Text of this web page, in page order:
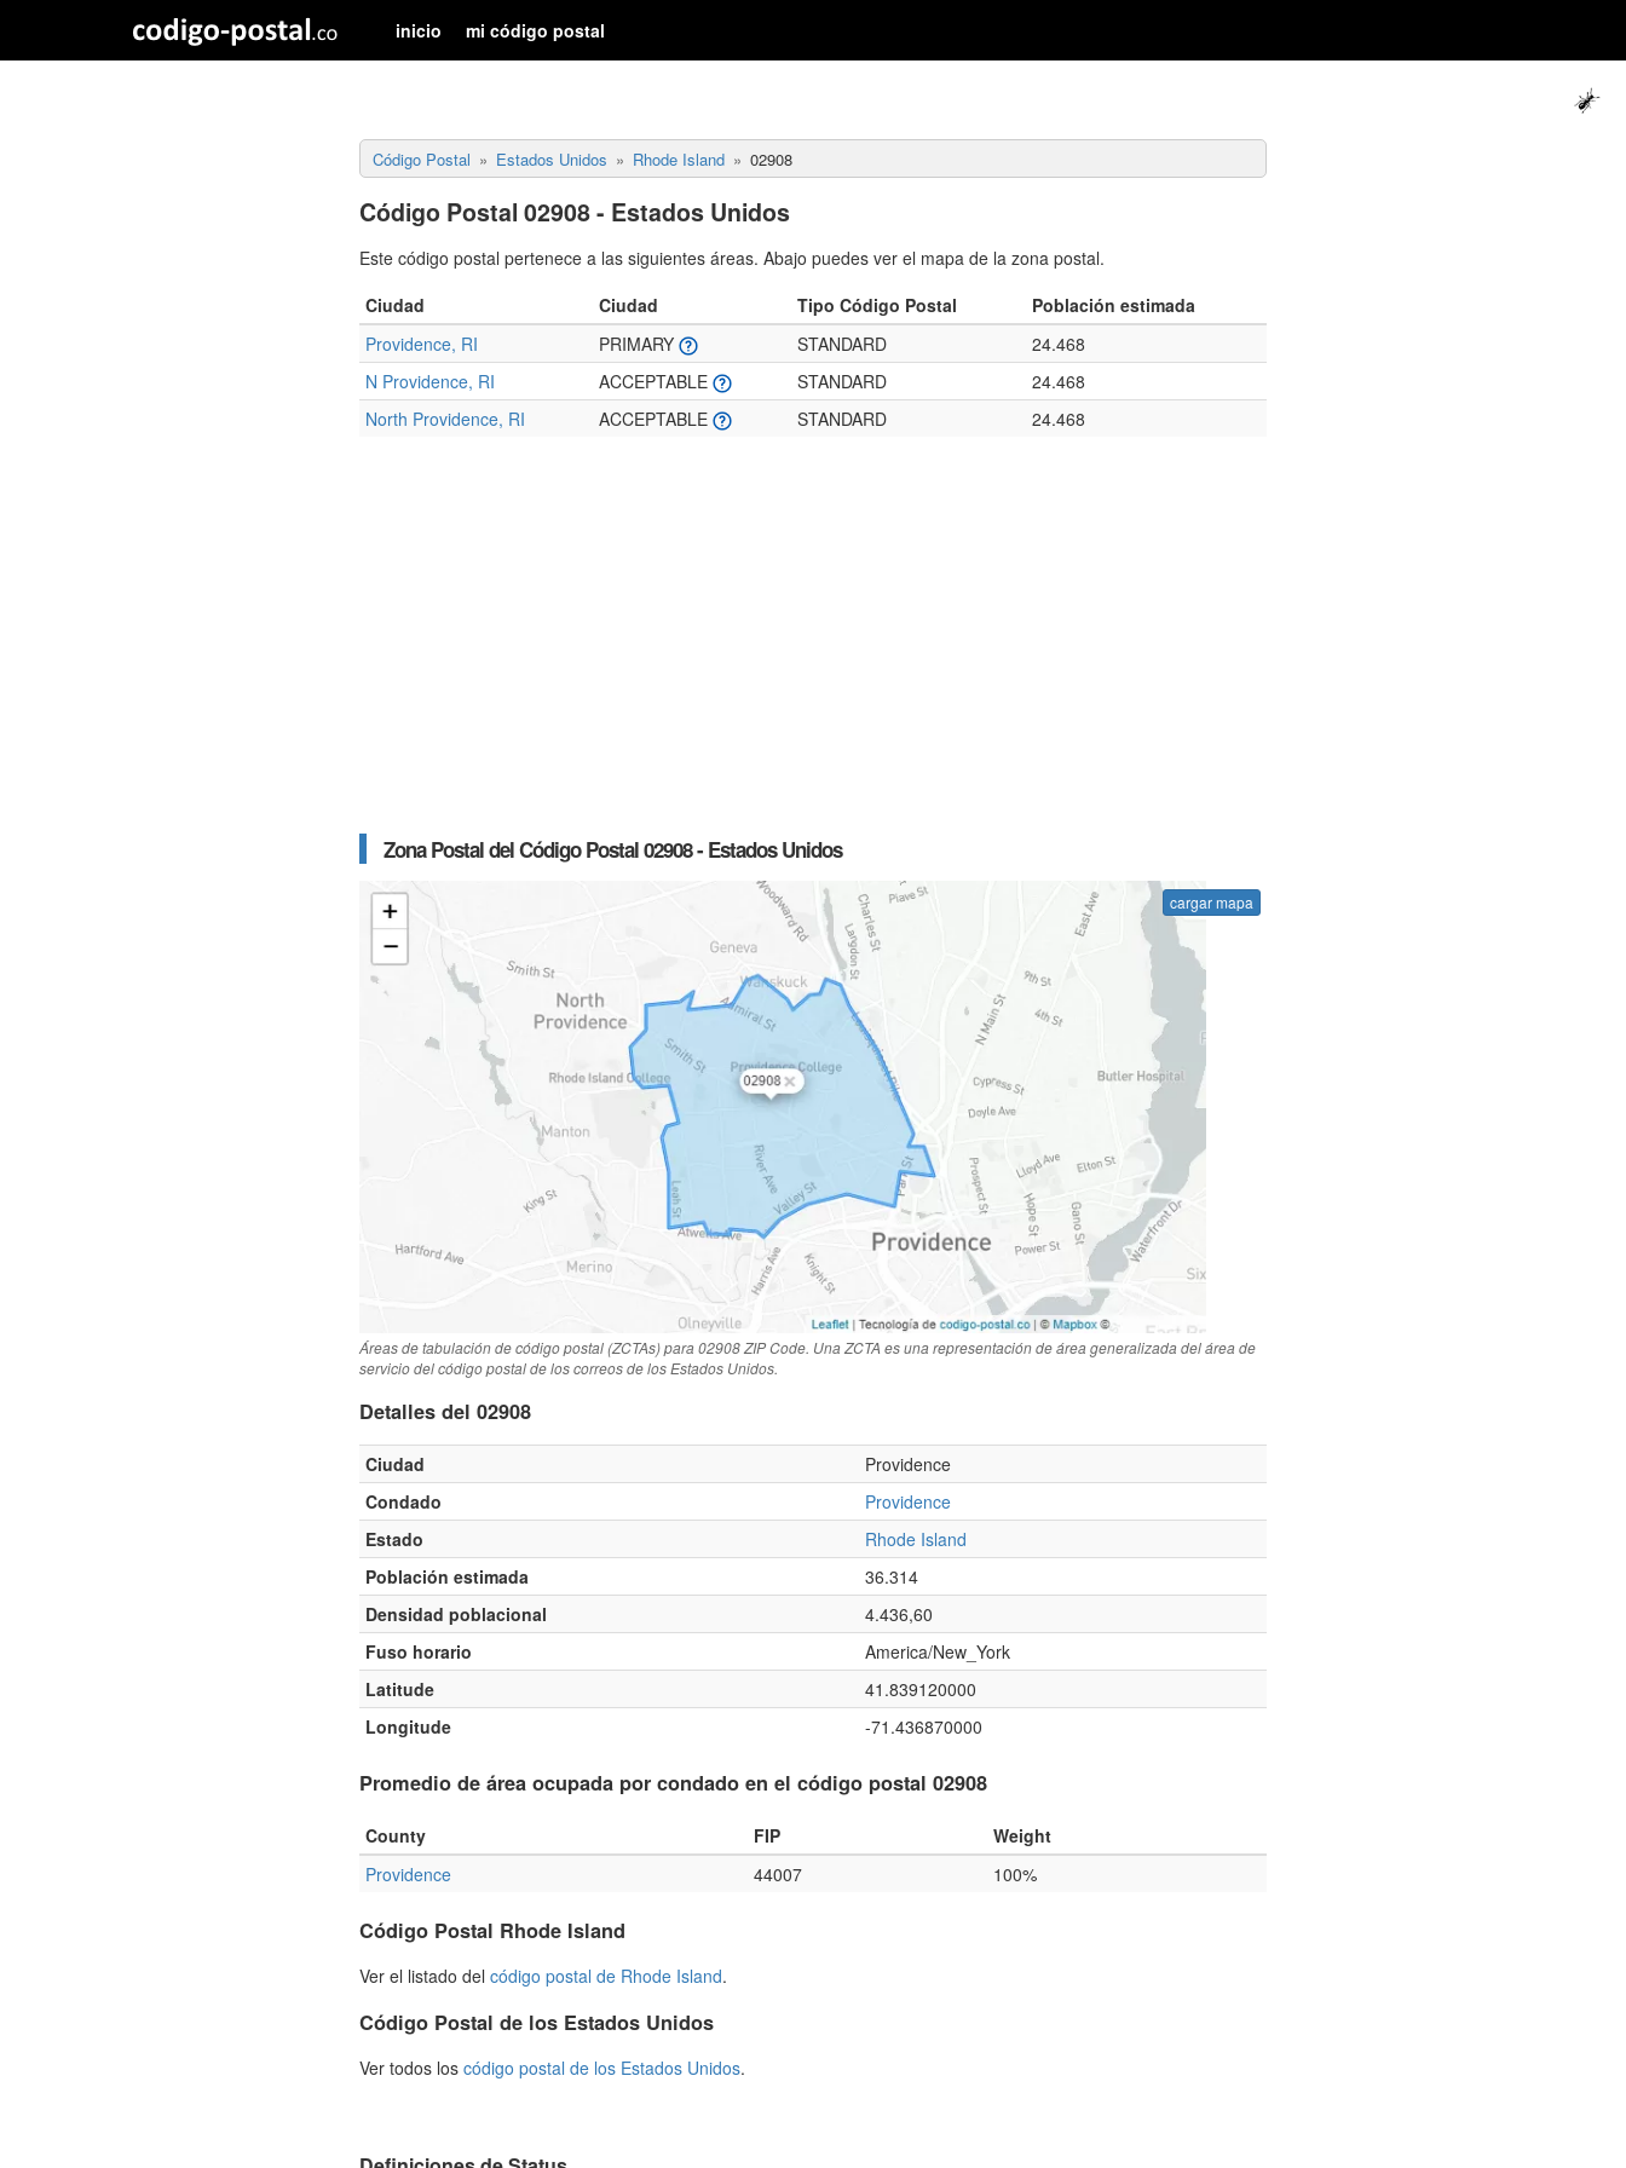
inicio mi código postal
Código Postal Estados Unidos Rhode Island 02908
Código Postal 02908 - Estados Unidos
Este código postal pertenece a las siguientes áreas. Abajo puedes ver el mapa de la zona postal.
Ciudad
Ciudad Tipo Código Postal
Población estimada
Providence, RI
PRIMARY STANDARD
24.468
N Providence, RI
ACCEPTABLE STANDARD
24.468
North Providence, RI
ACCEPTABLE STANDARD 24.468
Zona Postal del Código Postal 02908 - Estados Unidos
cargar mapa
Áreas de tabulación de código postal (ZCTAs) para 02908 ZIP Code. Una ZCTA es una representación de área generalizada del área de
servicio del código postal de los correos de los Estados Unidos.
Detalles del 02908
Ciudad
Providence
Condado
Providence
Estado
Rhode Island
Población estimada
36.314
Densidad poblacional
4.436,60
Fuso horario
America/New_York
Latitude
41.839120000
Longitude
-71.436870000
Promedio de área ocupada por condado en el código postal 02908
County FIP
Weight
Providence
44007 100%
Código Postal Rhode Island
Ver el listado del código postal de Rhode Island.
Código Postal de los Estados Unidos
Ver todos los código postal de los Estados Unidos.